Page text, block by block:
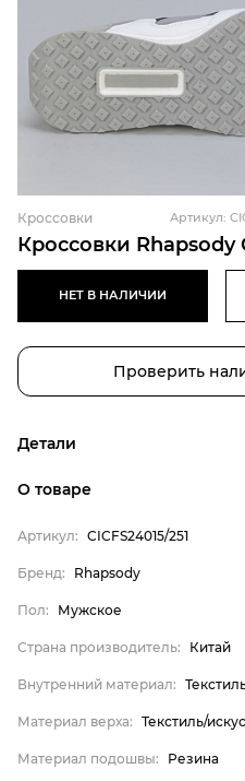
Кроссовки Rhapsody
Кроссовки Артикул:
НЕТ В НАЛИЧИИ
Проверить
Детали
Бренд
Пол
Страна производитель
Внутренний материал
Материал верха
Материал подошвы
О товаре
Артикул: CICFS24015/251
Бренд: Rhapsody
Пол: Мужское
Страна производитель: Китай
Внутренний материал:
Материал верха: Текстиль/
Материал подошвы: Резина